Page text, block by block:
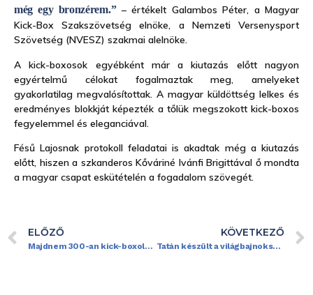
még egy bronzérem.”– értékelt Galambos Péter, a Magyar
Kick-Box Szakszövetség elnöke, a Nemzeti Versenysport
Szövetség (NVESZ) szakmai alelnöke.
A kick-boxosok egyébként már a kiutazás előtt nagyon
egyértelmű célokat fogalmaztak meg, amelyeket
gyakorlatilag megvalósítottak. A magyar küldöttség lelkes és
eredményes blokkját képezték a tőlük megszokott kick-boxos
fegyelemmel és eleganciával.
Fésű Lajosnak protokoll feladatai is akadtak még a kiutazás
előtt, hiszen a szkanderos Kőváriné Ivánfi Brigittával ő mondta
a magyar csapat eskütételén a fogadalom szövegét.
ELŐZŐ
Majdnem 300-an kick-boxoltak Nádudvaron
KÖVETKEZŐ
Tatán készült a világbajnokságra a kick-box válogatott